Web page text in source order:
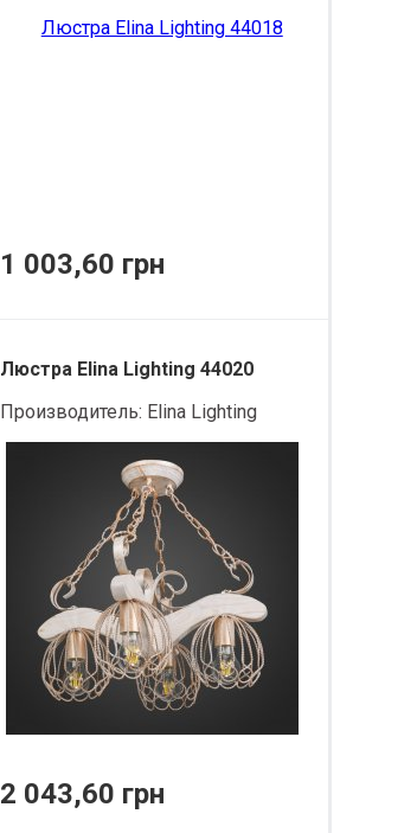
1 003,60 грн
Люстра Elina Lighting 44020
Производитель: Elina Lighting
2 043,60 грн